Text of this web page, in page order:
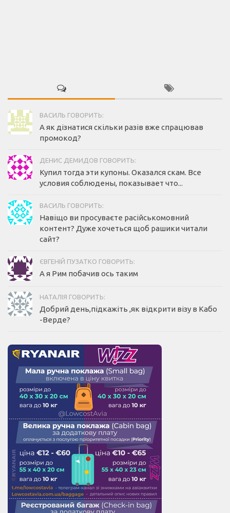
ВАСИЛЬ ГОВОРИТЬ:
А як дізнатися скільки разів вже спрацював
промокод?
ДЕНИС ДЕМИДОВ ГОВОРИТЬ:
Купил тогда эти купоны. Оказался скам. Все
условия соблюдены, показывает что...
ВАСИЛЬ ГОВОРИТЬ:
Навіщо ви просуваєте расійськомовний
контент? Дуже хочеться щоб рашики читали
сайт?
ЄВГЕНІЙ ПУЗАТКО ГОВОРИТЬ:
А я Рим побачив ось таким
НАТАЛІЯ ГОВОРИТЬ:
Добрий день,підкажіть ,як відкрити візу в Кабо
-Верде?